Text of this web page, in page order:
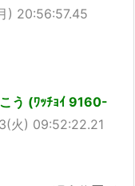
) 20:56:57.45
う (ﾜｯﾁｮｲ 9160-
火) 09:52:22.21